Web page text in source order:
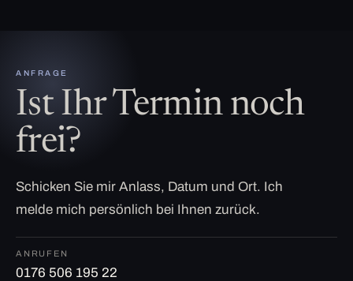
ANFRAGE
Ist Ihr Termin noch
frei?
Schicken Sie mir Anlass, Datum und Ort. Ich
melde mich persönlich bei Ihnen zurück.
ANRUFEN
0176 506 195 22